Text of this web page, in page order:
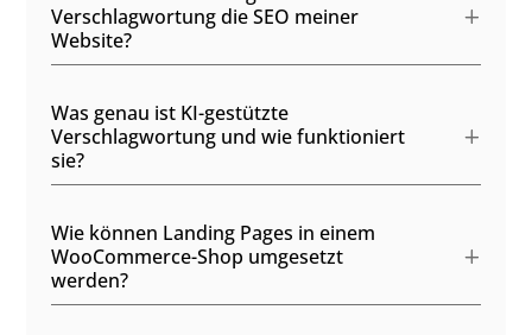
Verschlagwortung die SEO meiner
Website?
Was genau ist KI-gestützte
Verschlagwortung und wie funktioniert
sie?
Wie können Landing Pages in einem
WooCommerce-Shop umgesetzt
werden?